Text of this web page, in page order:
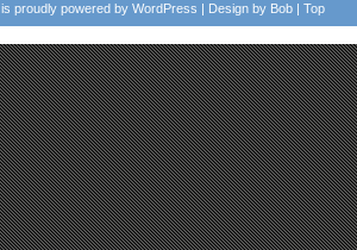
is proudly powered by WordPress | Design by Bob | Top